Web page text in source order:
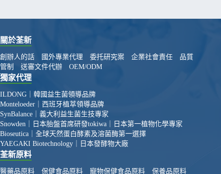
關於荃新
創辦人的話 國外專業代理 委托研究案 企業社會責任
品質
管制
送審文件代辦 OEM/ODM
獨家代理
ILDONG｜韓國益生菌領導品牌
Monteloeder｜西班牙植萃領導品牌
SynBalance｜義大利益生菌生技專家
Snowden｜日本胎盤首席研發tokiwa｜日本第一植物化學專家
Bioseutica｜全球天然蛋白酵素及溶菌酶第一選擇
YAEGAKI Biotechnology｜日本發酵物大廠
荃新原料
醫藥品原料 保健食品原料 寵物保健食品原料 保養品原料